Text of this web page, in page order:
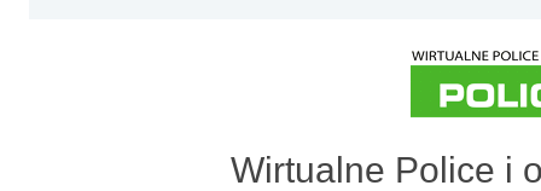
Wirtualne Police i